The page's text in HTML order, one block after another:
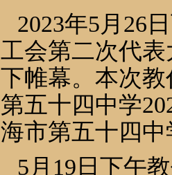
2023年5月26
工会第二次代
下帷幕。本次
第五十四中学
海市第五十四
5月19日下午